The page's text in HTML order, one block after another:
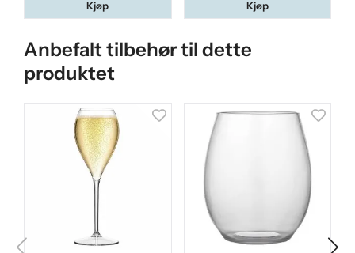
Kjøp Kjøp
Anbefalt tilbehør til dette
produktet